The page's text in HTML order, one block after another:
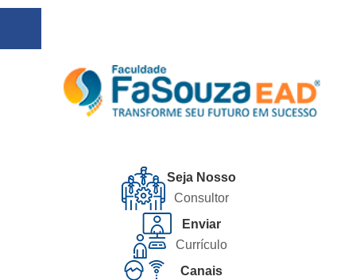
Seja Nosso
Consultor
Enviar
Currículo
Canais